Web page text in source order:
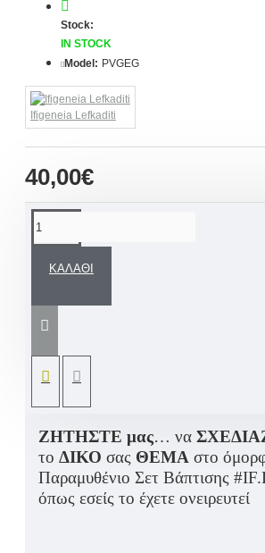
40,00€
Stock:
IN STOCK
Model: PVGEG
Ifigeneia Lefkaditi
ΚΑΛΆΘΙ
στο χέρι βασισμένη σε ανάλογο
μπορείτε να το δείτε στην
ΖΗΤΗΣΤΕ μας… να
το ΔΙΚΟ σας ΘΕΜΑ στο
Παραμυθένιο Σετ Βάπτισης
όπως εσείς το έχετε ονειρευτεί